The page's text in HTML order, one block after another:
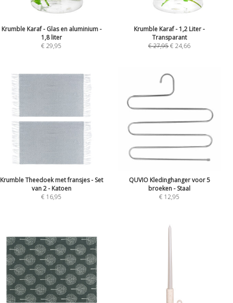
Krumble Karaf - Glas en aluminium -
1,8 liter
€29,95
Krumble Karaf - 1,2 Liter -
Transparant
€27,95€24,66
Krumble Theedoek met fransjes - Set
van 2 - Katoen
€ 16,95
QUVIO Kledinghanger voor 5
broeken - Staal
€ 12,95